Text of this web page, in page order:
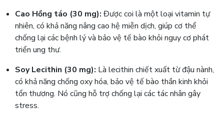
Cao Hồng táo (30 mg): Được coi là một loại vitamin tự
nhiên, có khả năng nâng cao hệ miễn dịch, giúp cơ thể
chống lại các bệnh lý và bảo vệ tế bào khỏi nguy cơ phát
triển ung thư.
Soy Lecithin (30 mg): Là lecithin chiết xuất từ đậu nành,
có khả năng chống oxy hóa, bảo vệ tế bào thần kinh khỏi
tổn thương. Nó cũng hỗ trợ chống lại các tác nhân gây
stress.